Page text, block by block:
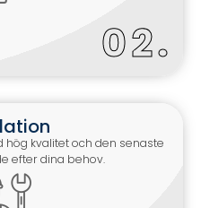
0 .
hög kvalitet och den senaste
efter dina behov.